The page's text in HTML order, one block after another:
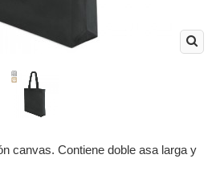
canvas. Contiene doble asa larga y